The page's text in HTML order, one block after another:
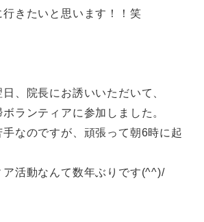
きたいと思います！！笑
、院長にお誘いいただいて、
ランティアに参加しました。
なのですが、頑張って朝6時に起
ア活動なんて数年ぶりです(^^)/